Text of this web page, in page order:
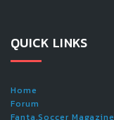
QUICK LINKS
Home
Forum
Fanta.Soccer Magazine